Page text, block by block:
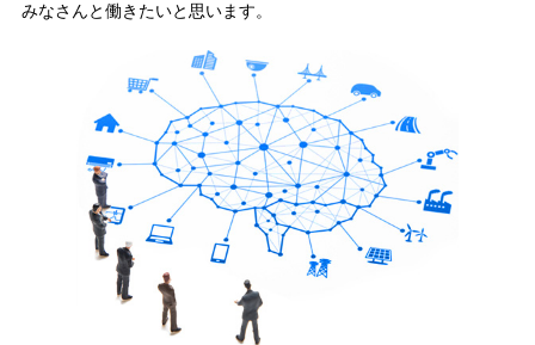
みなさんと働きたいと思います。